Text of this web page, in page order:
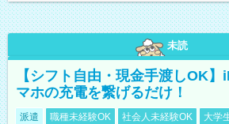
未読
【シフト自由・現金手渡しOK
マホの充電を繋げるだけ！
派遣 職種未経験OK 社会人未経験OK 大学